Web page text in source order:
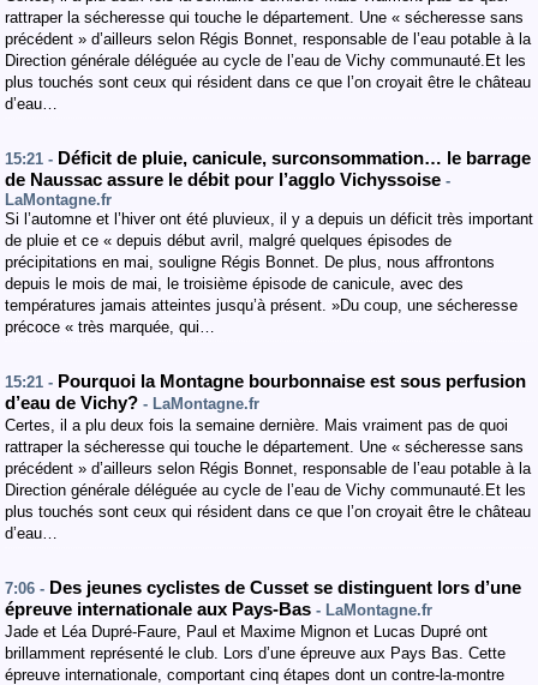
rattraper la sécheresse qui touche le département. Une « sécheresse sans
précédent » d’ailleurs selon Régis Bonnet, responsable de l’eau potable à la
Direction générale déléguée au cycle de l’eau de Vichy communauté.Et les
plus touchés sont ceux qui résident dans ce que l’on croyait être le château
d’eau…
15:21 - Déficit de pluie, canicule, surconsommation… le barrage
de Naussac assure le débit pour l’agglo Vichyssoise -
LaMontagne.fr
Si l’automne et l’hiver ont été pluvieux, il y a depuis un déficit très important
de pluie et ce « depuis début avril, malgré quelques épisodes de
précipitations en mai, souligne Régis Bonnet. De plus, nous affrontons
depuis le mois de mai, le troisième épisode de canicule, avec des
températures jamais atteintes jusqu’à présent. »Du coup, une sécheresse
précoce « très marquée, qui…
15:21 - Pourquoi la Montagne bourbonnaise est sous perfusion
d’eau de Vichy? - LaMontagne.fr
Certes, il a plu deux fois la semaine dernière. Mais vraiment pas de quoi
rattraper la sécheresse qui touche le département. Une « sécheresse sans
précédent » d’ailleurs selon Régis Bonnet, responsable de l’eau potable à la
Direction générale déléguée au cycle de l’eau de Vichy communauté.Et les
plus touchés sont ceux qui résident dans ce que l’on croyait être le château
d’eau…
7:06 - Des jeunes cyclistes de Cusset se distinguent lors d’une
épreuve internationale aux Pays-Bas - LaMontagne.fr
Jade et Léa Dupré-Faure, Paul et Maxime Mignon et Lucas Dupré ont
brillamment représenté le club. Lors d’une épreuve aux Pays Bas. Cette
épreuve internationale, comportant cinq étapes dont un contre-la-montre